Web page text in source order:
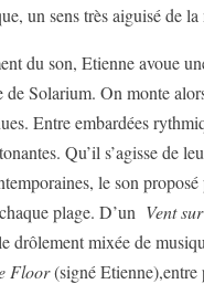
un sens très aiguisé de
du son, Etienne avoue
de Solarium. On monte
Entre embardées
Qu’il s’agisse de
le son
plage. D’un Vent
drôlement mixée de
Floor(signé Etienne),entre